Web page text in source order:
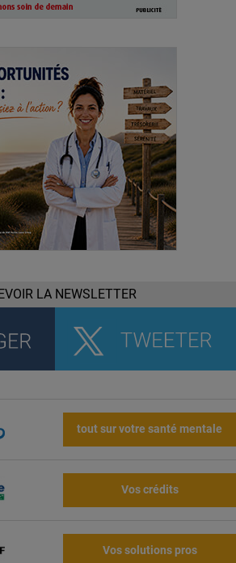
LA NEWSLETTER
tout sur votre santé mentale
Vos crédits
Vos solutions pros